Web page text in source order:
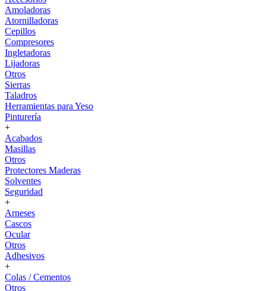
Amoladoras
Atornilladoras
Cepillos
Compresores
Ingletadoras
Lijadoras
Otros
Sierras
Taladros
Herramientas para Yeso
Pinturería
+
Acabados
Masillas
Otros
Protectores Maderas
Solventes
Seguridad
+
Arneses
Cascos
Ocular
Otros
Adhesivos
+
Colas / Cementos
Otros